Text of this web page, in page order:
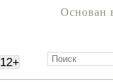
12+
Основан